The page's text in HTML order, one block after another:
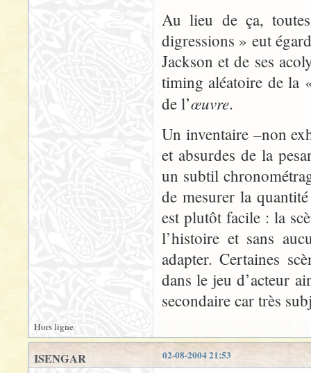
Au lieu de ça,
digressions » eut
Jackson et de ses
timing aléatoire de la
de l’œuvre.
Un inventaire –non
et absurdes de la
un subtil
de mesurer la
est plutôt facile : la
l’histoire et sans
adapter. Certaines
dans le jeu d’acteur
secondaire car très
Hors ligne
02-08-2004 21:53
ISENGAR